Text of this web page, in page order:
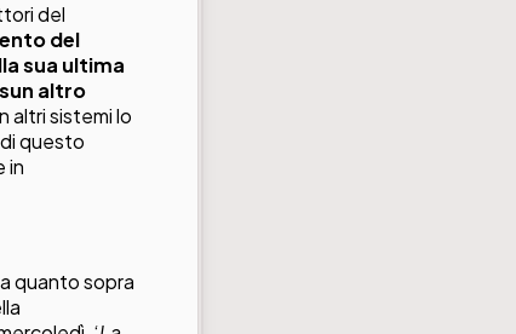
del
del
sua ultima
altro
altri sistemi lo
questo
in
quanto sopra